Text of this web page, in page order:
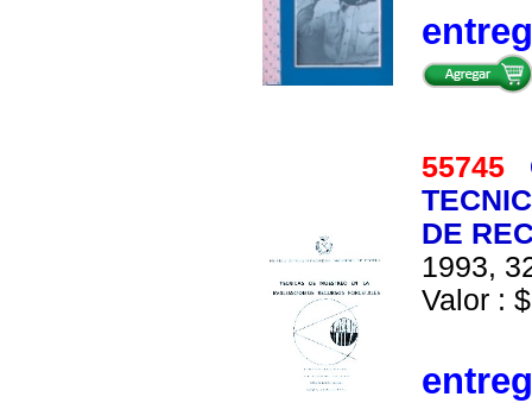
55745
DE
1993,
Valor :